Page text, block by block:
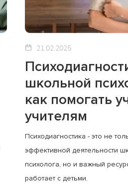
21.02.2025
школьной
как помогать
учителям
Психодиагностика - это не
эффективной деятельности
психолога, но и важный
работает с детьми.